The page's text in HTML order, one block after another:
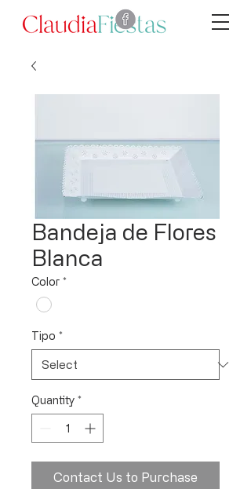
Bandeja de Flores
Blanca
Color *
Tipo *
Quantity *
Contact Us to Purchase